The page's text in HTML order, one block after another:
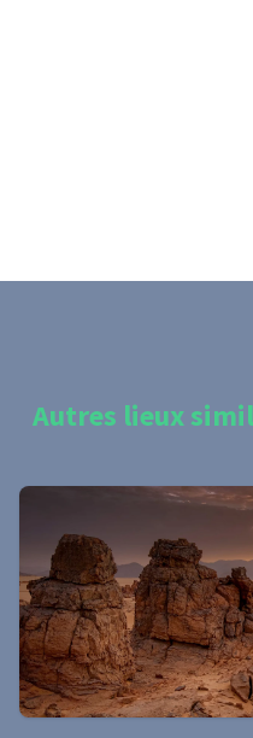
Autres lieux